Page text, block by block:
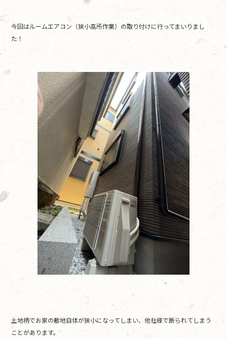
o
k
今回はルームエアコン（狭小高所作業）の取り付けに行ってまいりまし
た！
土地柄でお家の敷地自体が狭小になってしまい、他社様で断られてしまう
ことがあります。